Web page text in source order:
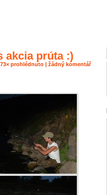
akcia prúta :)
prohlédnuto | žádný komentář